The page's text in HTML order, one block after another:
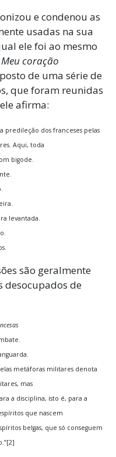
e condenou as
usadas na sua
ele foi ao mesmo
Meu coração
de uma série de
que foram reunidas
afirma:
predileção dos franceses pelas
Aqui, toda
bigode.
levantada.
são geralmente
desocupados de
metáforas militares denota
mas
a disciplina, isto é, para a
que nascem
belgas, que só conseguem